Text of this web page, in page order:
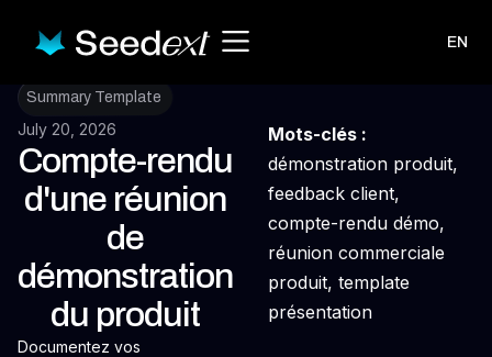
EN
Summary Template
July 20, 2026
Compte-rendu
d'une réunion
de
démonstration
du produit
Documentez vos
Mots-clés :
démonstration produit,
feedback client,
compte-rendu démo,
réunion commerciale
produit, template
présentation